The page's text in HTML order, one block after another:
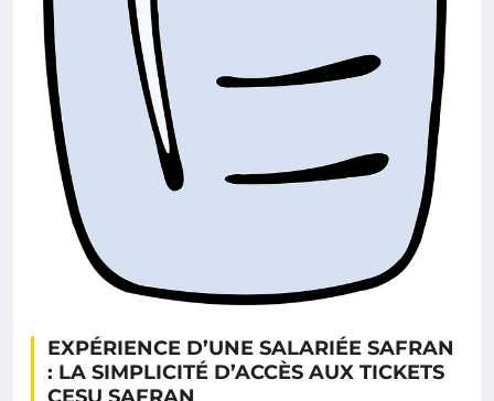
EXPÉRIENCE D’UNE SALARIÉE SAFRAN
: LA SIMPLICITÉ D’ACCÈS AUX TICKETS